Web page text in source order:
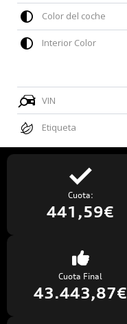
Color del coche
Interior Color
VIN
Etiqueta
Cuota:
441,59€
Cuota Final
43.443,87€